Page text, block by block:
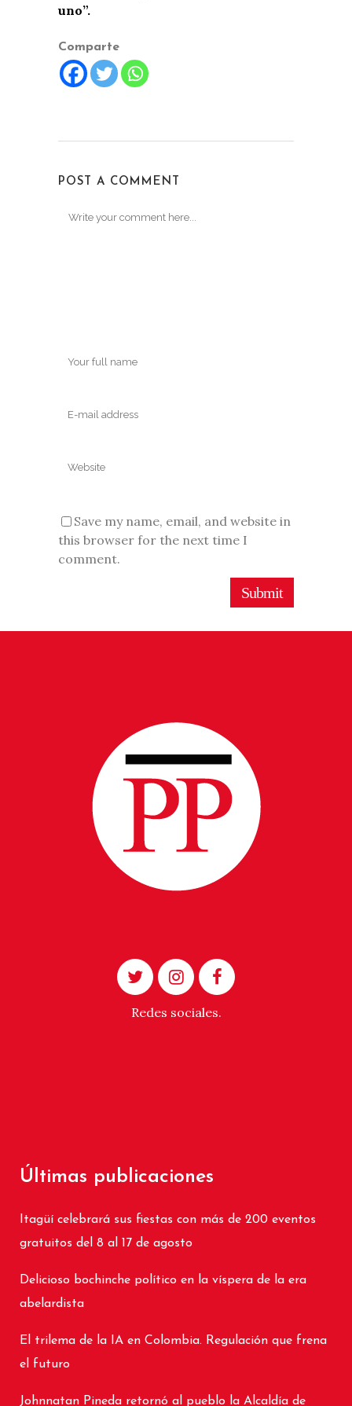
uno”.
Comparte
POST A COMMENT
Save my name, email, and website in
this browser for the next time I
comment.
Redes sociales.
Últimas publicaciones
Itagüí celebrará sus fiestas con más de 200 eventos
gratuitos del 8 al 17 de agosto
Delicioso bochinche político en la víspera de la era
abelardista
El trilema de la IA en Colombia. Regulación que frena
el futuro
Johnnatan Pineda retornó al pueblo la Alcaldía de